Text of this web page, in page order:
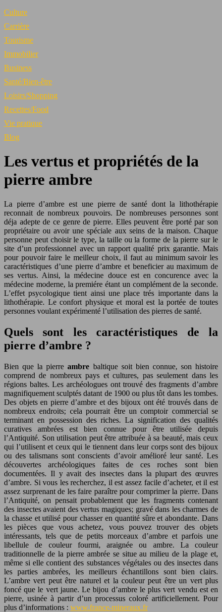
Culture
Carrière
Tourisme
Immobilier
Business
Santé/Bien-être
Loisirs/Shopping
Recettes/Food
Vie pratique
Blog
Les vertus et propriétés de la
pierre ambre
La pierre d’ambre est une pierre de santé dont la lithothérapie
reconnait de nombreux pouvoirs. De nombreuses personnes sont
déja adepte de ce genre de pierre. Elles peuvent être porté par son
propriétaire ou avoir une spéciale aux seins de la maison. Chaque
personne peut choisir le type, la taille ou la forme de la pierre sur le
site d’un professionnel avec un rapport qualité prix garantie. Mais
pour pouvoir faire le meilleur choix, il faut au minimum savoir les
caractéristiques d’une pierre d’ambre et beneficier au maximum de
ses vertus. Ainsi, la médecine douce est en concurence avec la
médecine moderne, la premiére étant un complément de la seconde.
L’effet psycologique tient ainsi une place trés importante dans la
lithothérapie. Le confort physique et moral est la portée de toutes
personnes voulant expérimenté l’utilisation des pierres de santé.
Quels sont les caractéristiques de la
pierre d’ambre ?
Bien que la pierreambre baltique soit bien connue, son histoire
comprend de nombreux pays et cultures, pas seulement dans les
régions baltes. Les archéologues ont trouvé des fragments d’ambre
magnifiquement sculptés datant de 1900 ou plus tôt dans les tombes.
Des objets en pierre d’ambre et des bijoux ont été trouvés dans de
nombreux endroits; cela pourrait être un comptoir commercial se
terminant en possession des riches. La signification des qualités
curatives ambrées est bien connue pour être utilisée depuis
l’Antiquité. Son utilisation peut être attribuée à sa beauté, mais ceux
qui l’utilisent et ceux qui le tiennent dans leur corps sont des bijoux
ou des talismans sont conscients d’avoir amélioré leur santé. Les
découvertes archéologiques faites de ces roches sont bien
documentées. Il y avait des insectes dans la plupart des œuvres
d’ambre. Si vous les recherchez, il est assez facile d’acheter, et il est
assez surprenant de les faire paraître pour comprimer la pierre. Dans
l’Antiquité, on pensait probablement que les fragments contenant
des insectes avaient des vertus magiques; gravé dans les charmes de
la chasse et utilisé pour chasser en quantité sûre et abondante. Dans
les pièces que vous achetez, vous pouvez trouver des objets
intéressants, tels que de petits morceaux d’ambre et parfois une
libellule de couleur fourmi, araignée ou ambre. La couleur
traditionnelle de la pierre ambrée se situe au milieu de la plage et,
même si elle contient des substances végétales ou des insectes dans
les parties ambrées, les meilleurs échantillons sont bien clairs.
L’ambre vert peut être naturel et la couleur peut être un vert plus
foncé que le vert jaune. Le bijou d’ambre le plus vert vendu est en
pierre, usinée à partir d’un processus coloré artificiellement. Pour
plus d’informations : www.france-mineraux.fr